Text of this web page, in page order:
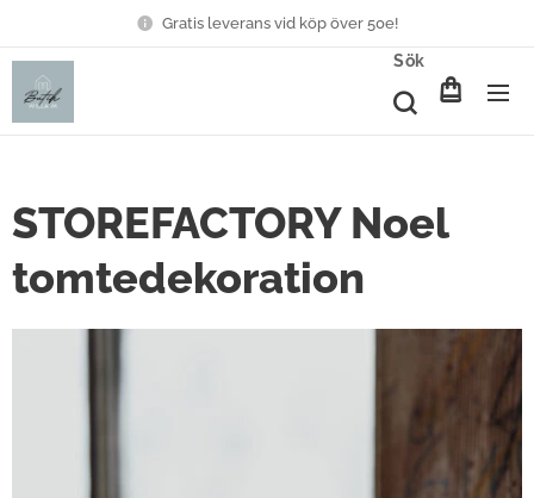
Gratis leverans vid köp över 50e!
Sök
STOREFACTORY Noel
tomtedekoration